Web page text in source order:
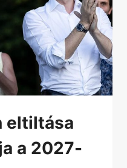
eltiltása
a 2027-